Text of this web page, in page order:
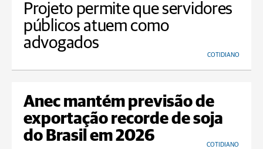
Projeto permite que servidores
públicos atuem como
advogados
COTIDIANO
Anec mantém previsão de
exportação recorde de soja
do Brasil em 2026
COTIDIANO